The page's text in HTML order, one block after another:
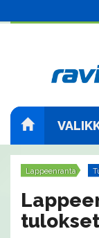
Lappeenranta
tulokset